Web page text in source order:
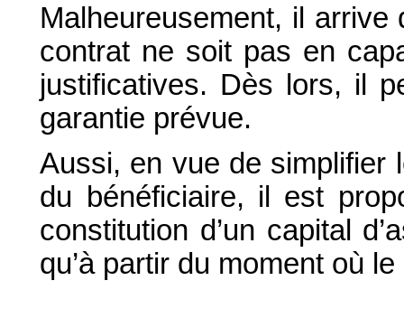
Malheureusement, il
contrat ne soit pas en
justificatives. Dès lors, il
garantie prévue.
Aussi, en vue de simplifier
du bénéficiaire, il est
constitution d’un capital
qu’à partir du moment où